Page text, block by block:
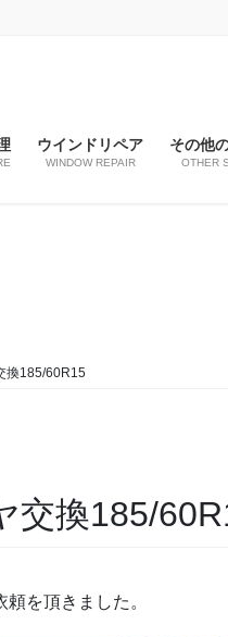
ウインドリペア
WINDOW REPAIR
その他
OTHER
換185/60R15
交換185/
を頂きました。